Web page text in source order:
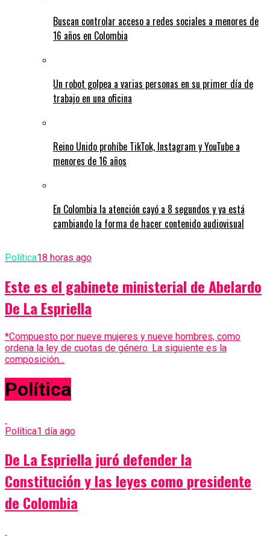
Buscan controlar acceso a redes sociales a menores de
16 años en Colombia
Un robot golpea a varias personas en su primer día de
trabajo en una oficina
Reino Unido prohíbe TikTok, Instagram y YouTube a
menores de 16 años
En Colombia la atención cayó a 8 segundos y ya está
cambiando la forma de hacer contenido audiovisual
Política18 horas ago
Este es el gabinete ministerial de Abelardo
De La Espriella
*Compuesto por nueve mujeres y nueve hombres, como
ordena la ley de cuotas de género. La siguiente es la
composición...
Política
Política1 día ago
De La Espriella juró defender la
Constitución y las leyes como presidente
de Colombia